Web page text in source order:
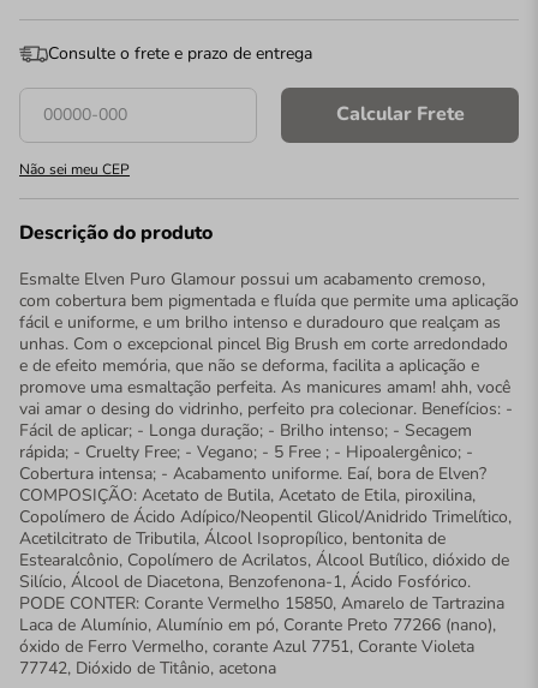
Consulte o frete e prazo de entrega
Calcular Frete
Não sei meu CEP
Descrição do produto
Esmalte Elven Puro Glamour possui um acabamento cremoso,
com cobertura bem pigmentada e fluída que permite uma aplicação
fácil e uniforme, e um brilho intenso e duradouro que realçam as
unhas. Com o excepcional pincel Big Brush em corte arredondado
e de efeito memória, que não se deforma, facilita a aplicação e
promove uma esmaltação perfeita. As manicures amam! ahh, você
vai amar o desing do vidrinho, perfeito pra colecionar. Benefícios: -
Fácil de aplicar; - Longa duração; - Brilho intenso; - Secagem
rápida; - Cruelty Free; - Vegano; - 5 Free ; - Hipoalergênico; -
Cobertura intensa; - Acabamento uniforme. Eaí, bora de Elven?
COMPOSIÇÃO: Acetato de Butila, Acetato de Etila, piroxilina,
Copolímero de Ácido Adípico/Neopentil Glicol/Anidrido Trimelítico,
Acetilcitrato de Tributila, Álcool Isopropílico, bentonita de
Estearalcônio, Copolímero de Acrilatos, Álcool Butílico, dióxido de
Silício, Álcool de Diacetona, Benzofenona-1, Ácido Fosfórico.
PODE CONTER: Corante Vermelho 15850, Amarelo de Tartrazina
Laca de Alumínio, Alumínio em pó, Corante Preto 77266 (nano),
óxido de Ferro Vermelho, corante Azul 7751, Corante Violeta
77742, Dióxido de Titânio, acetona